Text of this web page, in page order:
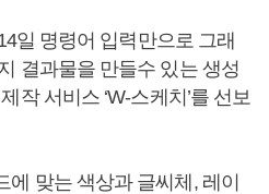
일 명령어 입력만으로 그래
결과물을 만들수 있는 생성
작 서비스 ‘W-스케치’를 선보
맞는 색상과 글씨체, 레이